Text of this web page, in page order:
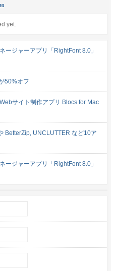
yet.
ージャーアプリ「RightFont 8.0」
50%オフ
サイト制作アプリ Blocs for Mac
BetterZip, UNCLUTTER など10ア
ージャーアプリ「RightFont 8.0」